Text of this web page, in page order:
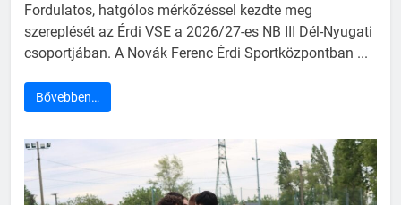
Fordulatos, hatgólos mérkőzéssel kezdte meg
szereplését az Érdi VSE a 2026/27-es NB III Dél-Nyugati
csoportjában. A Novák Ferenc Érdi Sportközpontban ...
Bővebben…